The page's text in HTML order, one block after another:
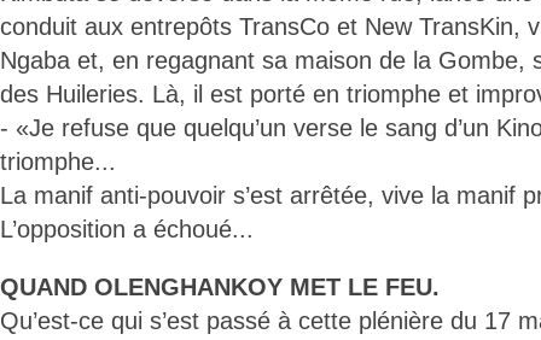
conduit aux entrepôts TransCo et New TransKin,
Ngaba et, en regagnant sa maison de la Gombe,
des Huileries. Là, il est porté en triomphe et
- «Je refuse que quelqu’un verse le sang d’un
triomphe...
La manif anti-pouvoir s’est arrêtée, vive la manif
L’opposition a échoué...
QUAND OLENGHANKOY MET LE FEU.
Qu’est-ce qui s’est passé à cette plénière du 17